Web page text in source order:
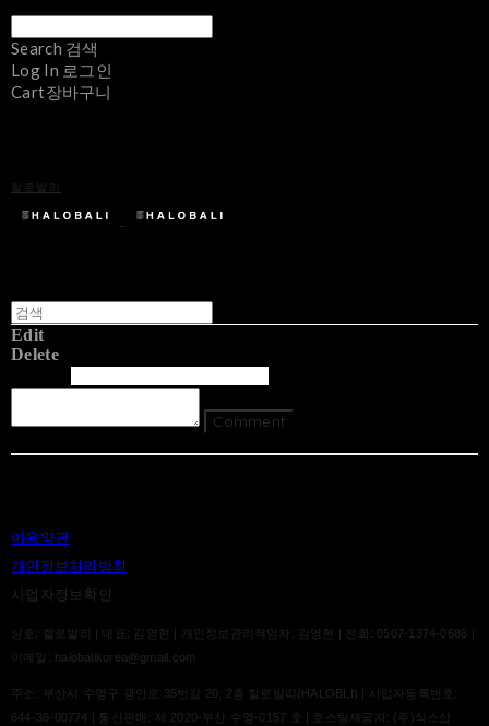
Search 검색
Log In 로그인
Cart장바구니
할로발리
Edit
Delete
Comment
이용약관
개인정보처리방침
사업자정보확인
상호: 할로발리 | 대표: 김영현 | 개인정보관리책임자: 김영현 | 전화: 0507-1374-0688 |
이메일: halobalikorea@gmail.com
주소: 부산시 수영구 광안로 35번길 20, 2층 할로발리(HALOBLI) | 사업자등록번호:
644-36-00774 | 통신판매: 제 2020-부산 수영-0157 호 | 호스팅제공자: (주)식스샵